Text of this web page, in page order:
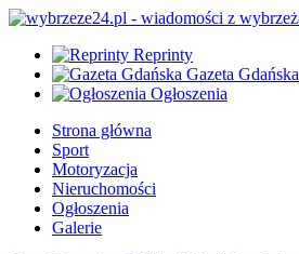
Reprinty
Gazeta Gdańska
Ogłoszenia
Strona główna
Sport
Motoryzacja
Nieruchomości
Ogłoszenia
Galerie